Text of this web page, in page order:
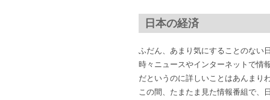
日本の経済
ふだん、あまり気にすることのない
時々ニュースやインターネットで情
だというのに詳しいことはあんまり
この間、たまたま見た情報番組で、